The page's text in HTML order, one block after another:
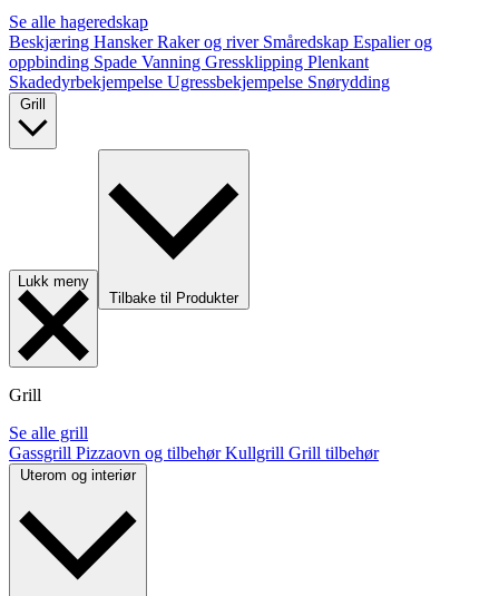
Se alle hageredskap
Beskjæring HanskerRaker og river Småredskap Espalier og
oppbinding Spade Vanning Gressklipping Plenkant
Skadedyrbekjempelse Ugressbekjempelse Snørydding
Lukk meny
Tilbake til Produkter
Grill
Se alle grill
Gassgrill Pizzaovn og tilbehørKullgrill Grill tilbehør
Uterom og interiør